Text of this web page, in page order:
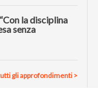
la disciplina
senza
gli approfondimenti >